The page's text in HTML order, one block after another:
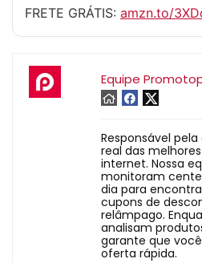
FRETE GRÁTIS: amzn.to/
Equipe
Responsável
real das
internet. Nossa
monitoram
dia para
cupons de
relâmpago.
analisam
garante que
oferta rápida.